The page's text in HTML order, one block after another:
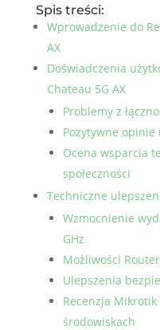
Spis treści:
Wprowadzenie do
AX
Doświadczenia
Chateau 5G AX
Problemy z
Pozytywne
Ocena wsparcia
społeczności
Techniczne
Wzmocnienie
GHz
Możliwości
Ulepszenia
Recenzja Mikrotik
środowiskach